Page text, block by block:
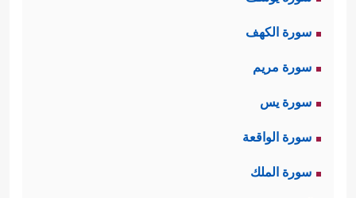
سورة الكهف
سورة مريم
سورة يس
سورة الواقعة
سورة الملك